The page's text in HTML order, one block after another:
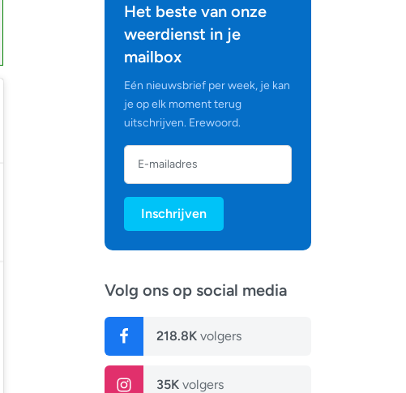
Het beste van onze
weerdienst in je
mailbox
Eén nieuwsbrief per week, je kan
je op elk moment terug
uitschrijven. Erewoord.
Inschrijven
Volg ons op social media
218.8K volgers
35K volgers